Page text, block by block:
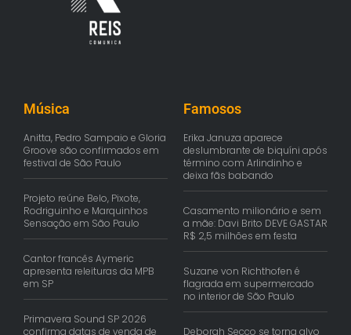
Música
Anitta, Pedro Sampaio e Gloria
Groove são confirmados em
festival de São Paulo
Projeto reúne Belo, Pixote,
Rodriguinho e Marquinhos
Sensação em São Paulo
Cantor francês Aymeric
apresenta releituras da MPB
em SP
Primavera Sound SP 2026
confirma datas de venda de
Famosos
Erika Januza aparece
deslumbrante de biquíni após
término com Arlindinho e
deixa fãs babando
Casamento milionário e sem
a mãe: Davi Brito DEVE GASTAR
R$ 2,5 milhões em festa
Suzane von Richthofen é
flagrada em supermercado
no interior de São Paulo
Deborah Secco se torna alvo